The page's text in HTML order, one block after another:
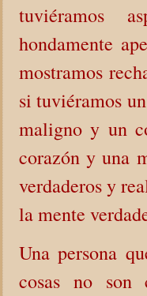
tuviéramos
hondamente
mostramos
si tuviéramos
maligno y un
corazón y una
verdaderos y
la mente
Una persona
cosas no son